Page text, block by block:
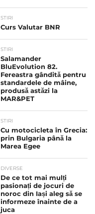
STIRI
Curs Valutar BNR
STIRI
Salamander
BluEvolution 82.
Fereastra gândită pentru
standardele de mâine,
produsă astăzi la
MAR&PET
STIRI
Cu motocicleta în Grecia:
prin Bulgaria până la
Marea Egee
DIVERSE
De ce tot mai mulți
pasionați de jocuri de
noroc din Iași aleg să se
informeze înainte de a
juca